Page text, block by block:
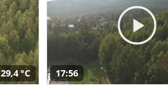
29,4 °C 17:56